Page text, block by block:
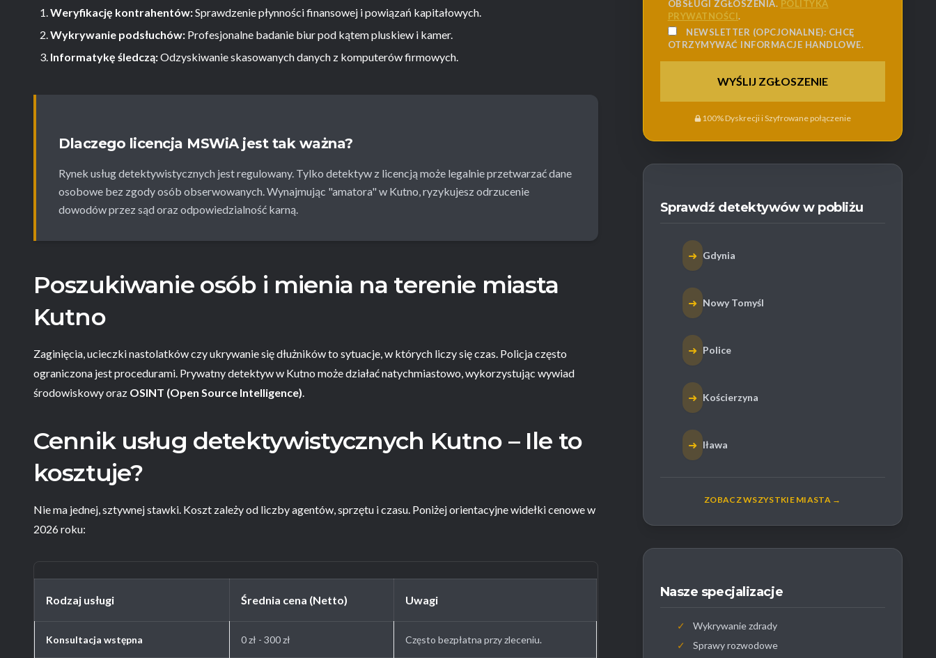
Weryfikację kontrahentów:Sprawdzenie płynności finansowej i powiązań kapitałowych.
Wykrywanie podsłuchów: Profesjonalne badanie biur pod kątem pluskiew i kamer.
Informatykę śledczą:Odzyskiwanie skasowanych danych z komputerów firmowych.
Dlaczego licencja MSWiA jest tak ważna?
Rynek usług detektywistycznych jest regulowany. Tylko detektyw z licencją może legalnie przetwarzać dane
osobowe bez zgody osób obserwowanych. Wynajmując "amatora" w Kutno, ryzykujesz odrzucenie
dowodów przez sąd oraz odpowiedzialność karną.
Poszukiwanie osób i mienia na terenie miasta
Kutno
Zaginięcia, ucieczki nastolatków czy ukrywanie się dłużników to sytuacje, w których liczy się czas. Policja często
ograniczona jest procedurami. Prywatny detektyw w Kutno może działać natychmiastowo, wykorzystując wywiad
środowiskowy oraz OSINT (Open Source Intelligence).
Cennik usług detektywistycznych Kutno – Ile to
kosztuje?
Nie ma jednej, sztywnej stawki. Koszt zależy od liczby agentów, sprzętu i czasu. Poniżej orientacyjne widełki cenowe w
2026 roku:
Rodzaj usługi Średnia cena (Netto) Uwagi
Konsultacja wstępna 0 zł - 300 zł Często bezpłatna przy zleceniu.
OBSŁUGI ZGŁOSZENIA. POLITYKA
PRYWATNOŚCI.
NEWSLETTER (OPCJONALNE): CHCĘ
OTRZYMYWAĆ INFORMACJE HANDLOWE.
100% Dyskrecji i Szyfrowane połączenie
Sprawdź detektywów w pobliżu
➜ Gdynia
➜ Nowy Tomyśl
➜ Police
➜ Kościerzyna
➜ Iława
ZOBACZ WSZYSTKIE MIASTA →
Nasze specjalizacje
✓
Wykrywanie zdrady
✓
Sprawy rozwodowe